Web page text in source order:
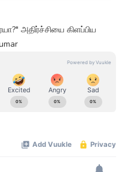
அதிர்ச்சியை கிளப்பிய